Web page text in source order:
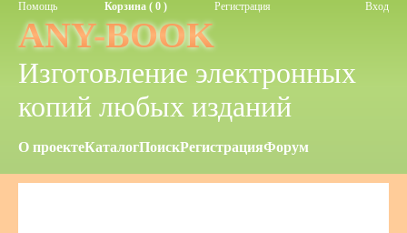
Помощь Корзина ( 0 ) Регистрация Вход
ANY-BOOK
Изготовление электронных
копий любых изданий
О проектеКаталогПоискРегистрацияФорум